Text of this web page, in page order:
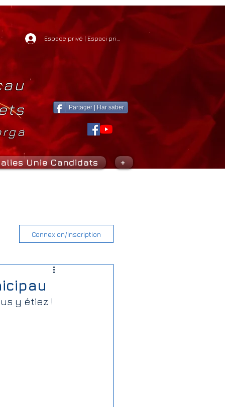
Espace privé | Espaci privat
Partager | Har saber
Unie Candidats +
Connexion/Inscription
y étiez !